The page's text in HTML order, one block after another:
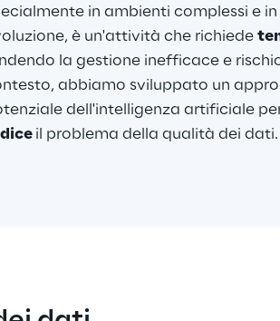
in ambienti complessi e
è un'attività che richiede
la gestione inefficace e
abbiamo sviluppato un
dell'intelligenza artificiale
il problema della qualità dei dati.